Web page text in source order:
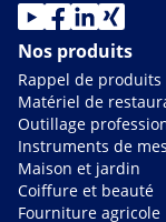
Nos produits
Rappel de produits
Matériel de
Outillage
Instruments de
Maison et jardin
Coiffure et beauté
Fourniture agricole